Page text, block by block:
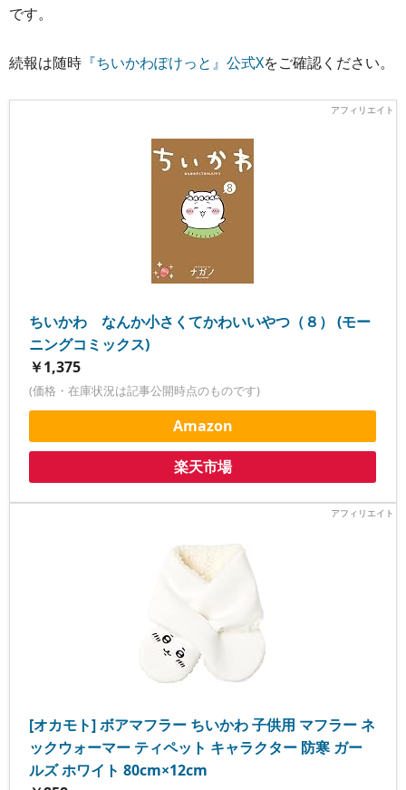
です。
続報は随時 『ちいかわぽけっと』公式Xをご確認ください。
ちいかわ なんか小さくてかわいいやつ（８） (モー
ニングコミックス)
￥1,375
(価格・在庫状況は記事公開時点のものです)
Amazon
楽天市場
[オカモト] ボアマフラー ちいかわ 子供用 マフラー ネ
ックウォーマー ティペット キャラクター 防寒 ガー
ルズ ホワイト 80cm×12cm